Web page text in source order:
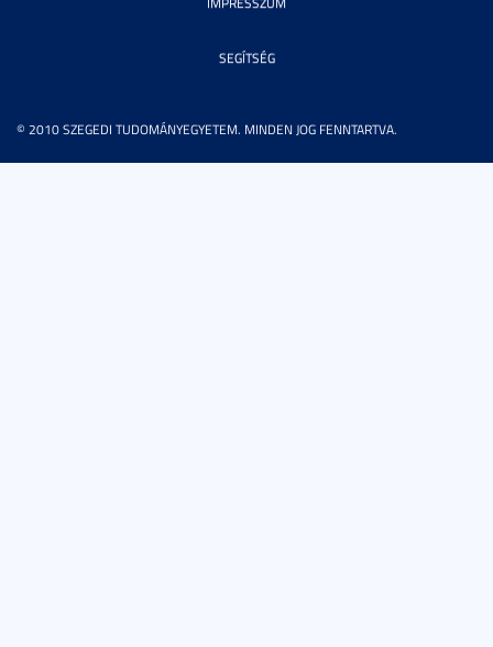
© 2010 SZEGEDI TUDOMÁNYEGYETEM. MINDEN JOG FENNTARTVA.
SEGÍTSÉG